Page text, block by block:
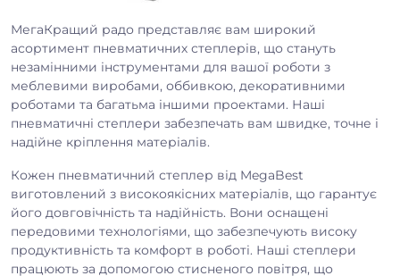
МегаКращий радо представляє вам широкий
асортимент пневматичних степлерів, що стануть
незамінними інструментами для вашої роботи з
меблевими виробами, оббивкою, декоративними
роботами та багатьма іншими проектами. Наші
пневматичні степлери забезпечать вам швидке, точне і
надійне кріплення матеріалів.
Кожен пневматичний степлер від MegaBest
виготовлений з високоякісних матеріалів, що гарантує
його довговічність та надійність. Вони оснащені
передовими технологіями, що забезпечують високу
продуктивність та комфорт в роботі. Наші степлери
працюють за допомогою стисненого повітря, що